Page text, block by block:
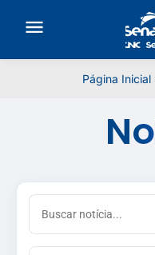
Página Inicial